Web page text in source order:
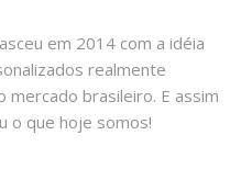
em 2014 com a idéia
realmente
mercado brasileiro. E assim
o que hoje somos!